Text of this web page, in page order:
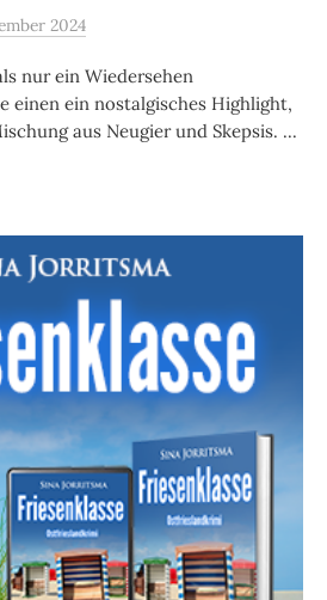
2024
nur ein Wiedersehen
einen ein nostalgisches Highlight,
aus Neugier und Skepsis. ...